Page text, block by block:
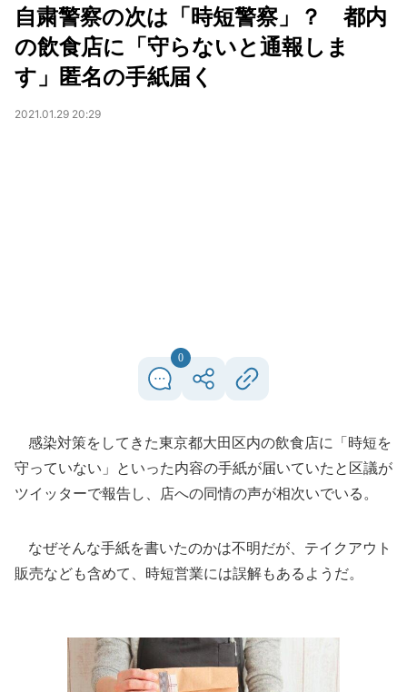
自粛警察の次は「時短警察」？ 都内
の飲食店に「守らないと通報しま
す」匿名の手紙届く
2021.01.29 20:29
0
感染対策をしてきた東京都大田区内の飲食店に「時短を
守っていない」といった内容の手紙が届いていたと区議が
ツイッターで報告し、店への同情の声が相次いでいる。
なぜそんな手紙を書いたのかは不明だが、テイクアウト
販売なども含めて、時短営業には誤解もあるようだ。